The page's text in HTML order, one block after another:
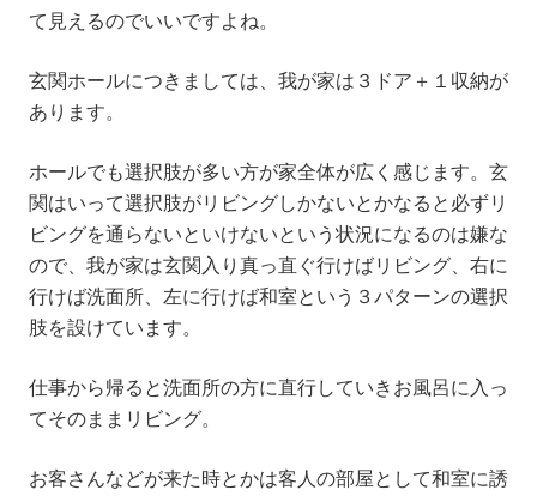
て見えるのでいいですよね。
玄関ホールにつきましては、我が家は３ドア＋１収納が
あります。
ホールでも選択肢が多い方が家全体が広く感じます。玄
関はいって選択肢がリビングしかないとかなると必ずリ
ビングを通らないといけないという状況になるのは嫌な
ので、我が家は玄関入り真っ直ぐ行けばリビング、右に
行けば洗面所、左に行けば和室という３パターンの選択
肢を設けています。
仕事から帰ると洗面所の方に直行していきお風呂に入っ
てそのままリビング。
お客さんなどが来た時とかは客人の部屋として和室に誘